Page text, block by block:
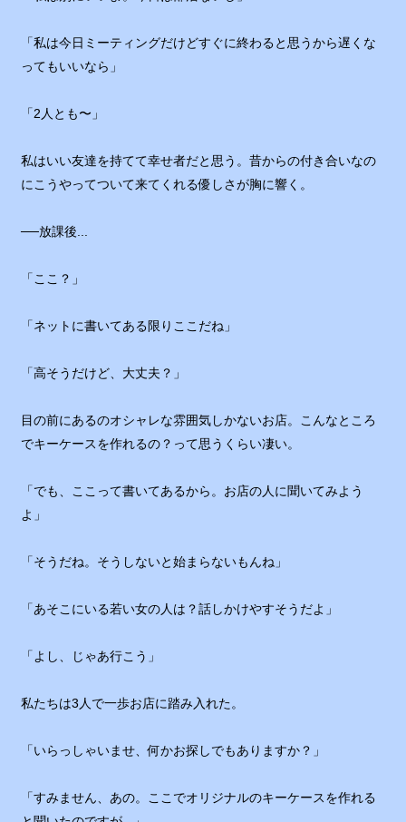
「私は今日ミーティングだけどすぐに終わると思うから遅くな
ってもいいなら」
「2人とも〜」
私はいい友達を持てて幸せ者だと思う。昔からの付き合いなの
にこうやってついて来てくれる優しさが胸に響く。
──放課後...
「ここ？」
「ネットに書いてある限りここだね」
「高そうだけど、大丈夫？」
目の前にあるのオシャレな雰囲気しかないお店。こんなところ
でキーケースを作れるの？って思うくらい凄い。
「でも、ここって書いてあるから。お店の人に聞いてみよう
よ」
「そうだね。そうしないと始まらないもんね」
「あそこにいる若い女の人は？話しかけやすそうだよ」
「よし、じゃあ行こう」
私たちは3人で一歩お店に踏み入れた。
「いらっしゃいませ、何かお探しでもありますか？」
「すみません、あの。ここでオリジナルのキーケースを作れる